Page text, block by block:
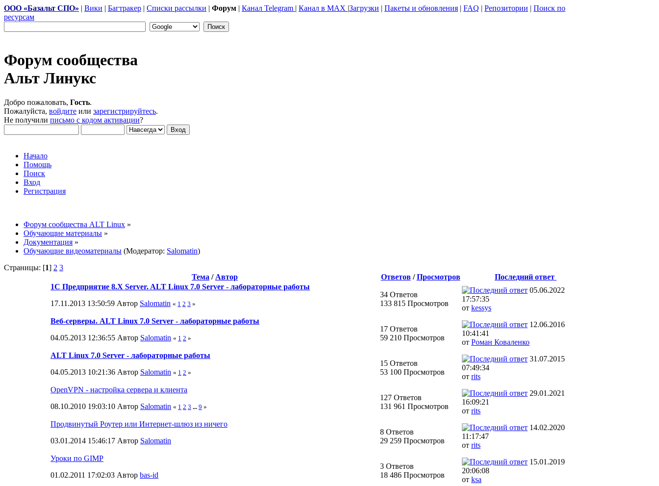
ООО «Базальт СПО» | Вики | Багтракер | Списки рассылки | Форум | Канал Telegram | Канал в MAX |Загрузки | Пакеты и обновления | FAQ | Репозитории | Поиск по
ресурсам
Форум сообщества
Альт Линукс
Добро пожаловать, Гость.
Пожалуйста, войдите или зарегистрируйтесь.
Не получили письмо с кодом активации?
Начало
Помощь
Поиск
Вход
Регистрация
Форум сообщества ALT Linux »
Обучающие материалы »
Документация »
Обучающие видеоматериалы (Модератор: Salomatin)
Страницы: [1] 2 3
Тема / Автор Ответов/Просмотров
Последний ответ
1C Предприятие 8.X Server. ALT Linux 7.0 Server - лабораторные работы
17.11.2013 13:50:59 Автор Salomatin « 1 2 3 »
34 Ответов
133 815 Просмотров
05.06.2022
17:57:35
от kessys
Веб-серверы. ALT Linux 7.0 Server - лабораторные работы
04.05.2013 12:36:55 Автор Salomatin « 1 2 »
17 Ответов
59 210 Просмотров
12.06.2016
10:41:41
от Роман Коваленко
ALT Linux 7.0 Server - лабораторные работы
04.05.2013 10:21:36 Автор Salomatin « 1 2 »
15 Ответов
53 100 Просмотров
31.07.2015
07:49:34
от rits
OpenVPN - настройка сервера и клиента
08.10.2010 19:03:10 Автор Salomatin « 1 2 3 ... 9 »
127 Ответов
131 961 Просмотров
29.01.2021
16:09:21
от rits
Продвинутый Роутер или Интернет-шлюз из ничего
03.01.2014 15:46:17 Автор Salomatin
8 Ответов
29 259 Просмотров
14.02.2020
11:17:47
от rits
Уроки по GIMP
01.02.2011 17:02:03 Автор bas-id
3 Ответов
18 486 Просмотров
15.01.2019
20:06:08
от ksa